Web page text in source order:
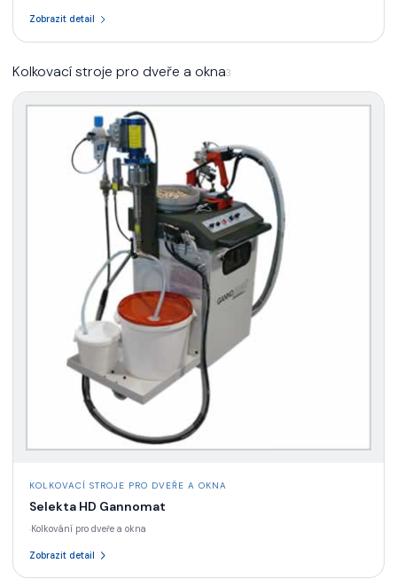
Zobrazit detail
Kolkovací stroje pro dveře a okna3
KOLKOVACÍ STROJE PRO DVEŘE A OKNA
Selekta HD Gannomat
·Kolkování pro dveře a okna
Zobrazit detail